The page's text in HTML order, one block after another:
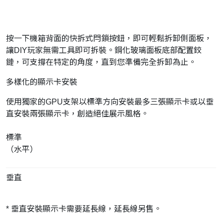
按一下機箱背面的快拆式閂鎖按鈕，即可輕鬆拆卸側面板，
讓DIY玩家無需工具即可拆裝。鋼化玻璃面板底部配置鉸
鏈，可支撐在特定的角度，直到您準備完全拆卸為止。
多樣化的顯示卡安裝
使用獨家的GPU支架以標準方向安裝最多三張顯示卡或以垂
直安裝兩張顯示卡，創造絕佳展示風格。
標準
（水平）
垂直
* 垂直安裝顯示卡需要延長線，延長線另售。